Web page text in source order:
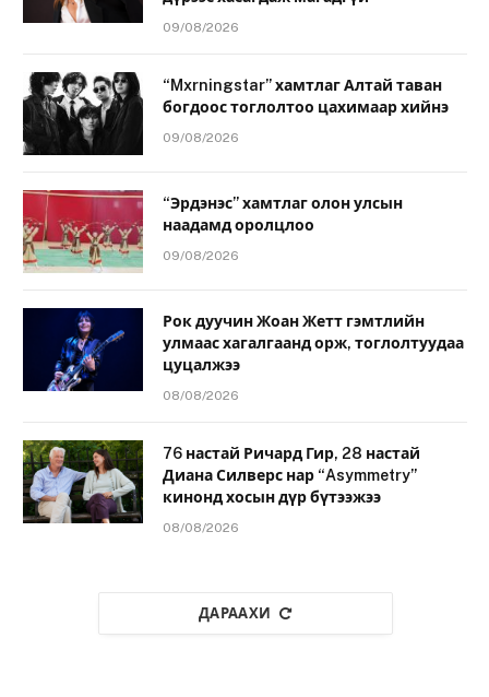
09/08/2026
“Mxrningstar” хамтлаг Алтай таван
богдоос тоглолтоо цахимаар хийнэ
09/08/2026
“Эрдэнэс” хамтлаг олон улсын
наадамд оролцлоо
09/08/2026
Рок дуучин Жоан Жетт гэмтлийн
улмаас хагалгаанд орж, тоглолтуудаа
цуцалжээ
08/08/2026
76 настай Ричард Гир, 28 настай
Диана Силверс нар “Asymmetry”
кинонд хосын дүр бүтээжээ
08/08/2026
ДАРААХИ